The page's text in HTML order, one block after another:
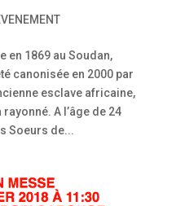
en 1869 au Soudan,
canonisée en 2000 par
esclave africaine,
A l’âge de 24
Soeurs de...